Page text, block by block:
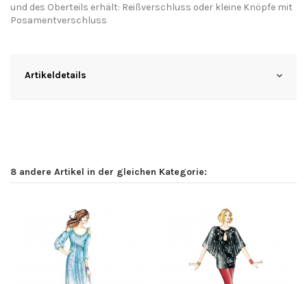
und des Oberteils erhält: Reißverschluss oder kleine Knöpfe mit
Posamentverschluss
Artikeldetails
8 andere Artikel in der gleichen Kategorie: